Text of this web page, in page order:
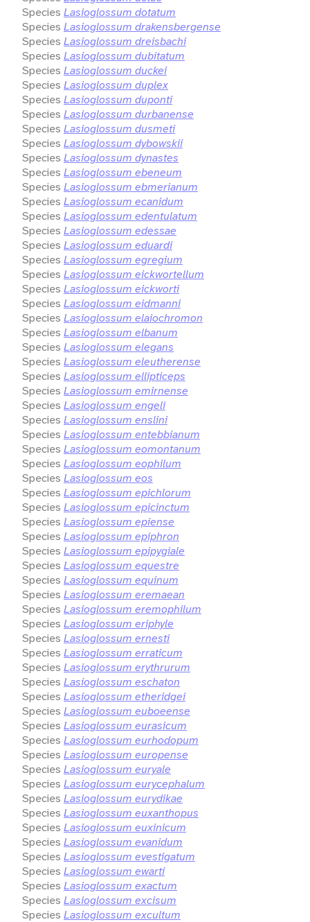
Species Lasioglossum dotatum
Species Lasioglossum drakensbergense
Species Lasioglossum dreisbachi
Species Lasioglossum dubitatum
Species Lasioglossum duckei
Species Lasioglossum duplex
Species Lasioglossum duponti
Species Lasioglossum durbanense
Species Lasioglossum dusmeti
Species Lasioglossum dybowskii
Species Lasioglossum dynastes
Species Lasioglossum ebeneum
Species Lasioglossum ebmerianum
Species Lasioglossum ecanidum
Species Lasioglossum edentulatum
Species Lasioglossum edessae
Species Lasioglossum eduardi
Species Lasioglossum egregium
Species Lasioglossum eickwortellum
Species Lasioglossum eickworti
Species Lasioglossum eidmanni
Species Lasioglossum elaiochromon
Species Lasioglossum elbanum
Species Lasioglossum elegans
Species Lasioglossum eleutherense
Species Lasioglossum ellipticeps
Species Lasioglossum emirnense
Species Lasioglossum engeli
Species Lasioglossum enslini
Species Lasioglossum entebbianum
Species Lasioglossum eomontanum
Species Lasioglossum eophilum
Species Lasioglossum eos
Species Lasioglossum epichlorum
Species Lasioglossum epicinctum
Species Lasioglossum epiense
Species Lasioglossum epiphron
Species Lasioglossum epipygiale
Species Lasioglossum equestre
Species Lasioglossum equinum
Species Lasioglossum eremaean
Species Lasioglossum eremophilum
Species Lasioglossum eriphyle
Species Lasioglossum ernesti
Species Lasioglossum erraticum
Species Lasioglossum erythrurum
Species Lasioglossum eschaton
Species Lasioglossum etheridgei
Species Lasioglossum euboeense
Species Lasioglossum eurasicum
Species Lasioglossum eurhodopum
Species Lasioglossum europense
Species Lasioglossum euryale
Species Lasioglossum eurycephalum
Species Lasioglossum eurydikae
Species Lasioglossum euxanthopus
Species Lasioglossum euxinicum
Species Lasioglossum evanidum
Species Lasioglossum evestigatum
Species Lasioglossum ewarti
Species Lasioglossum exactum
Species Lasioglossum excisum
Species Lasioglossum excultum